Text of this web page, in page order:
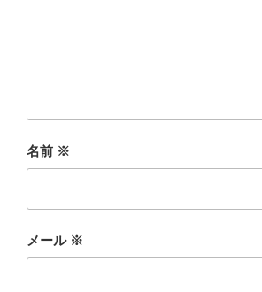
名前 ※
メール ※